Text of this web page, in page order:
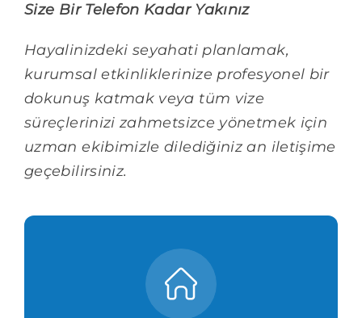
Size Bir Telefon Kadar Yakınız
Hayalinizdeki seyahati planlamak,
kurumsal etkinliklerinize profesyonel bir
dokunuş katmak veya tüm vize
süreçlerinizi zahmetsizce yönetmek için
uzman ekibimizle dilediğiniz an iletişime
geçebilirsiniz.